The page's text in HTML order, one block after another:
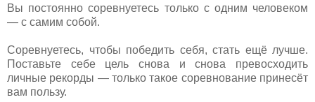
Вы постоянно соревнуетесь только с одним человеком
— с самим собой.
Соревнуетесь, чтобы победить себя, стать ещё лучше.
Поставьте себе цель снова и снова превосходить
личные рекорды — только такое соревнование принесёт
вам пользу.